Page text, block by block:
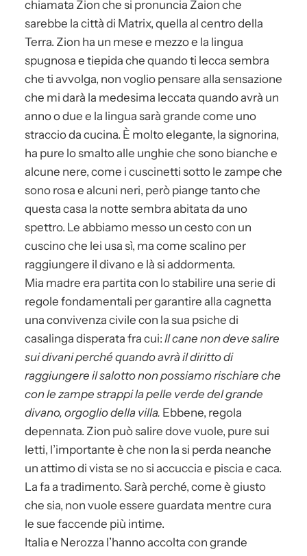
chiamata Zion che si pronuncia Zaion che
sarebbe la città di Matrix, quella al centro della
Terra. Zion ha un mese e mezzo e la lingua
spugnosa e tiepida che quando ti lecca sembra
che ti avvolga, non voglio pensare alla sensazione
che mi darà la medesima leccata quando avrà un
anno o due e la lingua sarà grande come uno
straccio da cucina. È molto elegante, la signorina,
ha pure lo smalto alle unghie che sono bianche e
alcune nere, come i cuscinetti sotto le zampe che
sono rosa e alcuni neri, però piange tanto che
questa casa la notte sembra abitata da uno
spettro. Le abbiamo messo un cesto con un
cuscino che lei usa sì, ma come scalino per
raggiungere il divano e là si addormenta.
Mia madre era partita con lo stabilire una serie di
regole fondamentali per garantire alla cagnetta
una convivenza civile con la sua psiche di
casalinga disperata fra cui: Il cane non deve salire
sui divani perché quando avrà il diritto di
raggiungere il salotto non possiamo rischiare che
con le zampe strappi la pelle verde del grande
divano, orgoglio della villa. Ebbene, regola
depennata. Zion può salire dove vuole, pure sui
letti, l’importante è che non la si perda neanche
un attimo di vista se no si accuccia e piscia e caca.
La fa a tradimento. Sarà perché, come è giusto
che sia, non vuole essere guardata mentre cura
le sue faccende più intime.
Italia e Nerozza l’hanno accolta con grande